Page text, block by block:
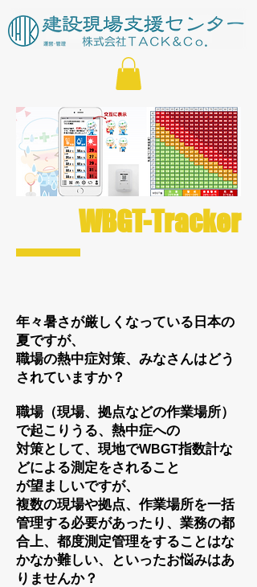
WBGT-Tracker
年々暑さが厳しくなっている日本の
夏ですが、
職場の熱中症対策、みなさんはどう
されていますか？
職場（現場、拠点などの作業場所）
で起こりうる、熱中症への
対策として、現地でWBGT指数計な
どによる測定をされること
が望ましいですが、
複数の現場や拠点、作業場所を一括
管理する必要があったり、業務の都
合上、都度測定管理をすることはな
かなか難しい、といったお悩みはあ
りませんか？